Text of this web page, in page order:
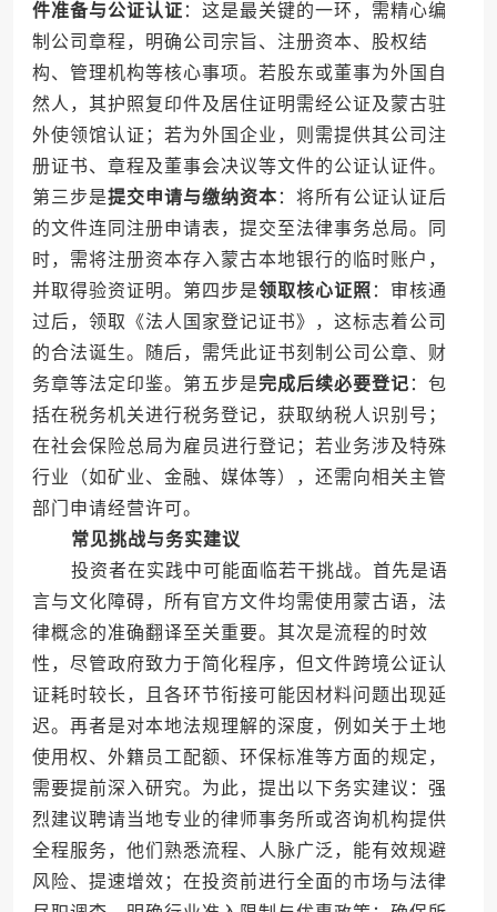
件准备与公证认证 ：这是最关键的一环，需精心编
制公司章程，明确公司宗旨、注册资本、股权结
构、管理机构等核心事项。若股东或董事为外国自
然人，其护照复印件及居住证明需经公证及蒙古驻
外使领馆认证；若为外国企业，则需提供其公司注
册证书、章程及董事会决议等文件的公证认证件。
第三步是提交申请与缴纳资本 ：将所有公证认证后
的文件连同注册申请表，提交至法律事务总局。同
时，需将注册资本存入蒙古本地银行的临时账户，
并取得验资证明。第四步是领取核心证照 ：审核通
过后，领取《法人国家登记证书》，这标志着公司
的合法诞生。随后，需凭此证书刻制公司公章、财
务章等法定印鉴。第五步是完成后续必要登记 ：包
括在税务机关进行税务登记，获取纳税人识别号；
在社会保险总局为雇员进行登记；若业务涉及特殊
行业（如矿业、金融、媒体等），还需向相关主管
部门申请经营许可。
常见挑战与务实建议
投资者在实践中可能面临若干挑战。首先是语
言与文化障碍，所有官方文件均需使用蒙古语，法
律概念的准确翻译至关重要。其次是流程的时效
性，尽管政府致力于简化程序，但文件跨境公证认
证耗时较长，且各环节衔接可能因材料问题出现延
迟。再者是对本地法规理解的深度，例如关于土地
使用权、外籍员工配额、环保标准等方面的规定，
需要提前深入研究。为此，提出以下务实建议：强
烈建议聘请当地专业的律师事务所或咨询机构提供
全程服务，他们熟悉流程、人脉广泛，能有效规避
风险、提速增效；在投资前进行全面的市场与法律